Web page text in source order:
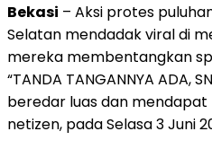
Bekasi – Aksi protes
Selatan mendadak viral di
mereka membentangkan
“TANDA TANGANNYA ADA,
beredar luas dan
netizen, pada Selasa 3 Juni